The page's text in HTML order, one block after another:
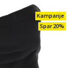
Kampanje
Spar 20%